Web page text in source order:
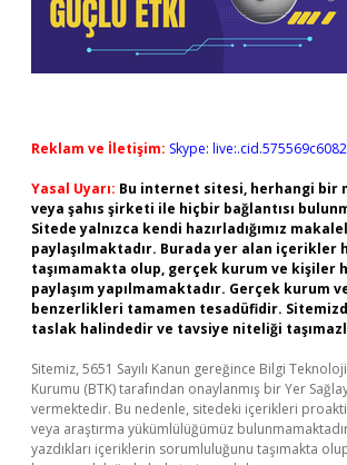
Reklam ve İletişim: Skype:
Yasal Uyarı: Bu internet sitesi, herhangi bir
veya şahıs şirketi ile hiçbir bağlantısı
Sitede yalnızca kendi hazırladığımız
paylaşılmaktadır. Burada yer alan içerikler
taşımamakta olup, gerçek kurum ve kişiler
paylaşım yapılmamaktadır. Gerçek kurum
benzerlikleri tamamen tesadüfidir.
taslak halindedir ve tavsiye niteliği
Sitemiz, 5651 Sayılı Kanun gereğince Bilgi
Kurumu (BTK) tarafından onaylanmış bir Yer
vermektedir. Bu nedenle, sitedeki içerikleri
veya araştırma yükümlülüğümüz
yazdıkları içeriklerin sorumluluğunu taşımakta